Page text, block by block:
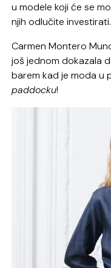
u modele koji će se
njih odlučite investirati.
Carmen Montero
još jednom dokazala
barem kad je moda u
paddocku!